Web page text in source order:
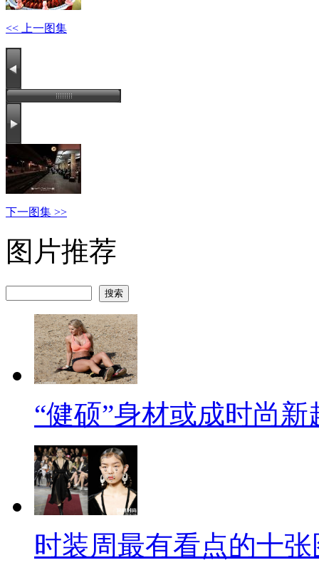
<< 上一图集
下一图集 >>
图片推荐
“健硕”身材或成时尚新
时装周最有看点的十张